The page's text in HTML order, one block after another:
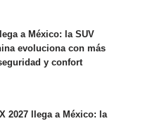
a México: la SUV
evoluciona con más
y confort
2027 llega a México: la